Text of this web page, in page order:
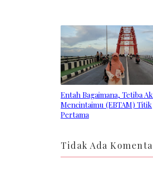
Entah Bagaimana, Tetiba
Mencintaimu (EBTAM) Titik
Pertama
Tidak Ada